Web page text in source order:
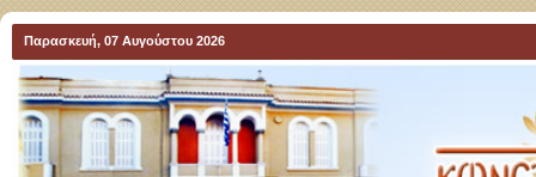
Παρασκευή, 07 Αυγούστου 2026